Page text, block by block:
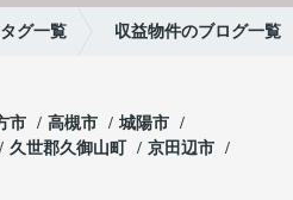
タグ一覧 収益物件のブログ一覧
市 高槻市
城陽市
久世郡久御山町
京田辺市